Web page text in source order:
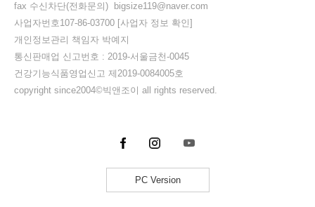
fax 수신차단(전화문의) bigsize119@naver.com
사업자번호107-86-03700 [사업자 정보 확인]
개인정보관리 책임자 박예지
통신판매업 신고번호 : 2019-서울금천-0045
건강기능식품영업신고 제2019-0084005호
copyright since2004©빅앤조이 all rights reserved.
PC Version